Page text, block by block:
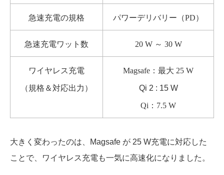
急速充電の規格 パワーデリバリー（PD）
急速充電ワット数 20 W ～ 30 W
ワイヤレス充電
（規格＆対応出力）
Magsafe：最大 25 W
Qi 2 : 15 W
Qi：7.5 W
大きく変わったのは、Magsafe が 25 W充電に対応した
ことで、ワイヤレス充電も一気に高速化になりました。